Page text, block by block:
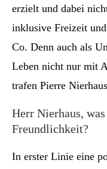
erzielt und dabei
inklusive Freizeit
Co. Denn auch als
Leben nicht nur mit
trafen Pierre
Herr Nierhaus,
Freundlichkeit?
In erster Linie eine